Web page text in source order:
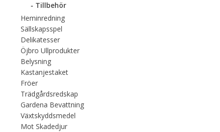
Tillbehör
Heminredning
Sällskapsspel
Delikatesser
Öjbro Ullprodukter
Belysning
Kastanjestaket
Fröer
Trädgårdsredskap
Gardena Bevattning
Växtskyddsmedel
Mot Skadedjur